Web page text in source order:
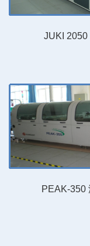
JUKI 2050
PEAK-350